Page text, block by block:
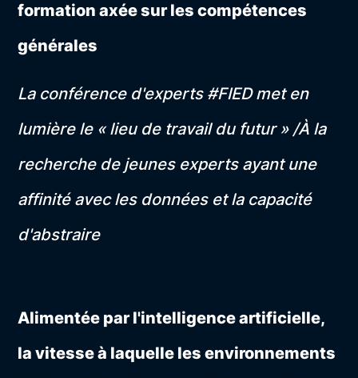
formation axée sur les compétences
générales
La conférence d'experts #FIED met en
lumière le « lieu de travail du futur » /À la
recherche de jeunes experts ayant une
affinité avec les données et la capacité
d'abstraire
Alimentée par l'intelligence artificielle,
la vitesse à laquelle les environnements